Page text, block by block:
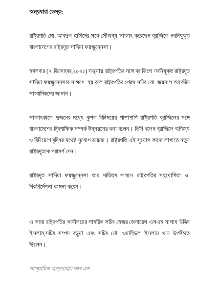
অন্যধারা ডেস্ক:
রাষ্ট্রপতি মো. আবদুল হামিদের সঙ্গে সৌজন্য সাক্ষাৎ করেছেন ব্রাজিলে নবনিযুক্ত
বাংলাদেশের রাষ্ট্রদূত সাদিয়া ফয়জুন্নেসা।
মঙ্গলবার (৭ ডিসেম্বর,২০২১) সন্ধ্যায় রাষ্ট্রপতির সঙ্গে ব্রাজিলে নবনিযুক্ত রাষ্ট্রদূত
সাদিয়া ফয়জুন্নেসার সাক্ষাৎ হয় বলে রাষ্ট্রপতির প্রেস সচিব মো. জয়নাল আবেদীন
সাংবাদিকদের জানান।
সাক্ষাৎকালে দুজনের মধ্যে কুশল বিনিময়ের পাশাপাশি রাষ্ট্রপতি ব্রাজিলের সঙ্গে
বাংলাদেশের দ্বিপাক্ষিক সম্পর্ক উন্নয়নের কথা বলেন। তিনি বলেন ব্রাজিলে বাণিজ্য
ও বিনিয়োগ বৃদ্ধির যথেষ্ট সুযোগ রয়েছে। রাষ্ট্রপতি এই সুযোগ কাজে লাগাতে নতুন
রাষ্ট্রদূতকে পরামর্শ দেন।
রাষ্ট্রদূত সাদিয়া ফয়জুন্নেসা তার দায়িত্ব পালনে রাষ্ট্রপতির সহযোগিতা ও
দিকনির্দেশনা কামনা করেন।
এ সময় রাষ্ট্রপতির কার্যালয়ের সামরিক সচিব মেজর জেনারেল এসএম সালাহ উদ্দিন
ইসলাম,সচিব সম্পদ বড়ুয়া এবং সচিব মো. ওয়াহিদুল ইসলাম খান উপস্থিত
ছিলেন।
সাপ্তাহিক অন্যধারা//আর এম